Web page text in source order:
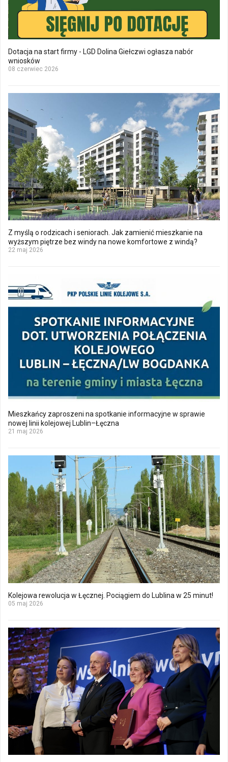
Dotacja na start firmy - LGD Dolina Giełczwi ogłasza nabór
wniosków
08 czerwiec 2026
Z myślą o rodzicach i seniorach. Jak zamienić mieszkanie na
wyższym piętrze bez windy na nowe komfortowe z windą?
22 maj 2026
Mieszkańcy zaproszeni na spotkanie informacyjne w sprawie
nowej linii kolejowej Lublin–Łęczna
21 maj 2026
Kolejowa rewolucja w Łęcznej. Pociągiem do Lublina w 25 minut!
05 maj 2026